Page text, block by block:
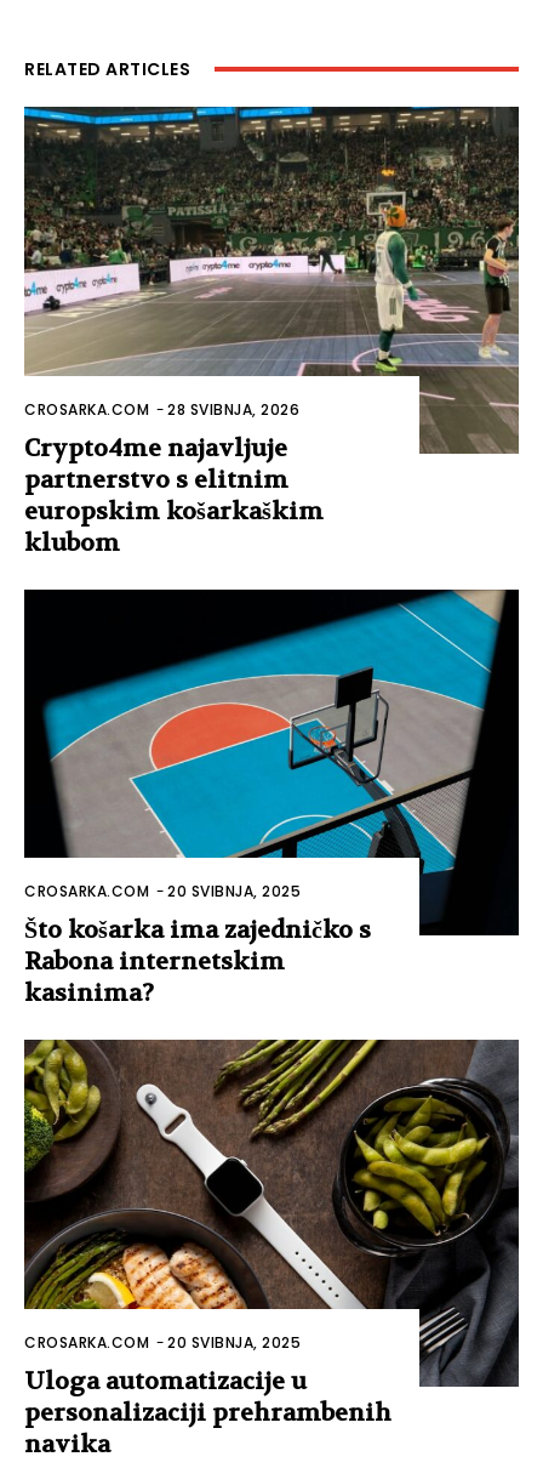
RELATED ARTICLES
CROSARKA.COM -28 SVIBNJA, 2026
Crypto4me najavljuje
partnerstvo s elitnim
europskim košarkaškim
klubom
CROSARKA.COM -20 SVIBNJA, 2025
Što košarka ima zajedničko s
Rabona internetskim
kasinima?
CROSARKA.COM -20 SVIBNJA, 2025
Uloga automatizacije u
personalizaciji prehrambenih
navika